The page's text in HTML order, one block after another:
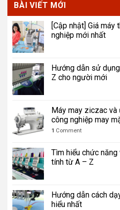
BÀI VIẾT MỚI
[Cập nhật] Giá
nghiệp mới nhất
Hướng dẫn sử
Z cho người mới
Máy may ziczac
công nghiệp may
1 Comment
Tìm hiểu chức
tính từ A – Z
Hướng dẫn cách
hiểu nhất